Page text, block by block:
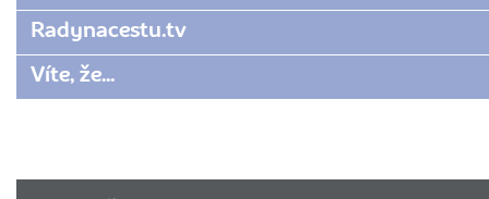
Radynacestu.tv
Víte, že...